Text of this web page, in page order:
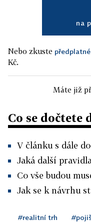
na
Nebo zkuste
Kč.
Máte již
Co se dočtete
V článku s dále
Jaká další
Co vše budou
Jak se k návrhu
#realitní trh